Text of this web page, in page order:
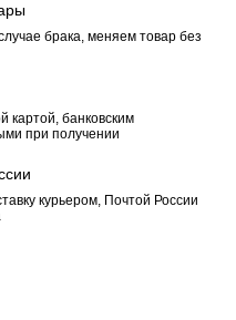
брака, меняем товар без
картой, банковским
при получении
курьером, Почтой России